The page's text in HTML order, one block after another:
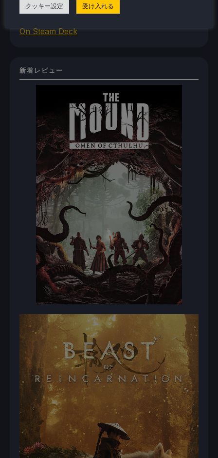
Native PC Ports On Steam Deck
On Steam Deck
新着レビュー
クッキー設定 受け入れる